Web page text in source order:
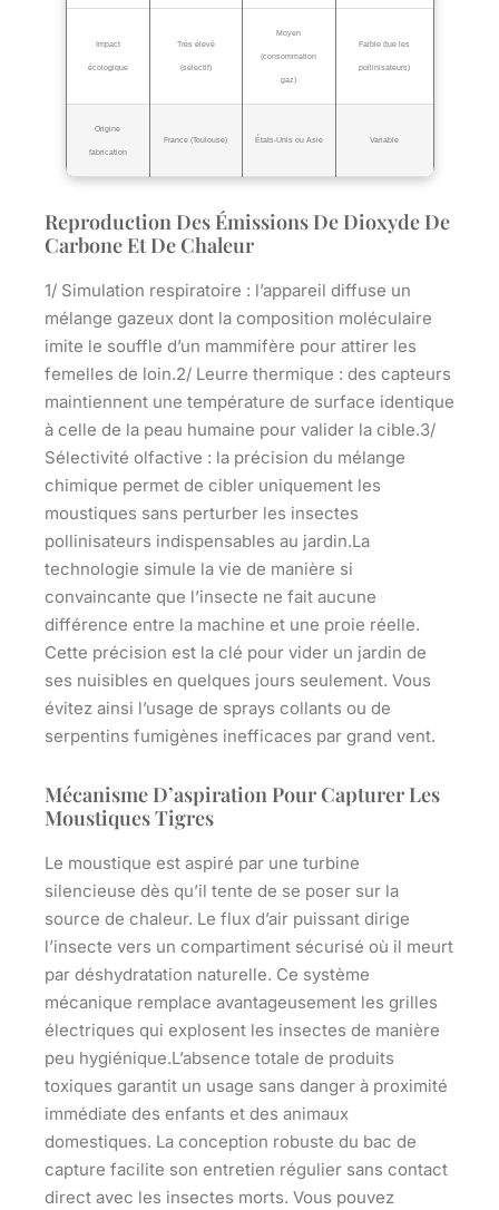
Impact
écologique
Très élevé
(sélectif)
Moyen
(consommation
gaz)
Faible (tue les
pollinisateurs)
Origine
fabrication
France (Toulouse) États-Unis ou Asie Variable
Reproduction Des Émissions De Dioxyde De
Carbone Et De Chaleur
1/ Simulation respiratoire : l’appareil diffuse un
mélange gazeux dont la composition moléculaire
imite le souffle d’un mammifère pour attirer les
femelles de loin.2/ Leurre thermique : des capteurs
maintiennent une température de surface identique
à celle de la peau humaine pour valider la cible.3/
Sélectivité olfactive : la précision du mélange
chimique permet de cibler uniquement les
moustiques sans perturber les insectes
pollinisateurs indispensables au jardin.La
technologie simule la vie de manière si
convaincante que l’insecte ne fait aucune
différence entre la machine et une proie réelle.
Cette précision est la clé pour vider un jardin de
ses nuisibles en quelques jours seulement. Vous
évitez ainsi l’usage de sprays collants ou de
serpentins fumigènes inefficaces par grand vent.
Mécanisme D’aspiration Pour Capturer Les
Moustiques Tigres
Le moustique est aspiré par une turbine
silencieuse dès qu’il tente de se poser sur la
source de chaleur. Le flux d’air puissant dirige
l’insecte vers un compartiment sécurisé où il meurt
par déshydratation naturelle. Ce système
mécanique remplace avantageusement les grilles
électriques qui explosent les insectes de manière
peu hygiénique.L’absence totale de produits
toxiques garantit un usage sans danger à proximité
immédiate des enfants et des animaux
domestiques. La conception robuste du bac de
capture facilite son entretien régulier sans contact
direct avec les insectes morts. Vous pouvez